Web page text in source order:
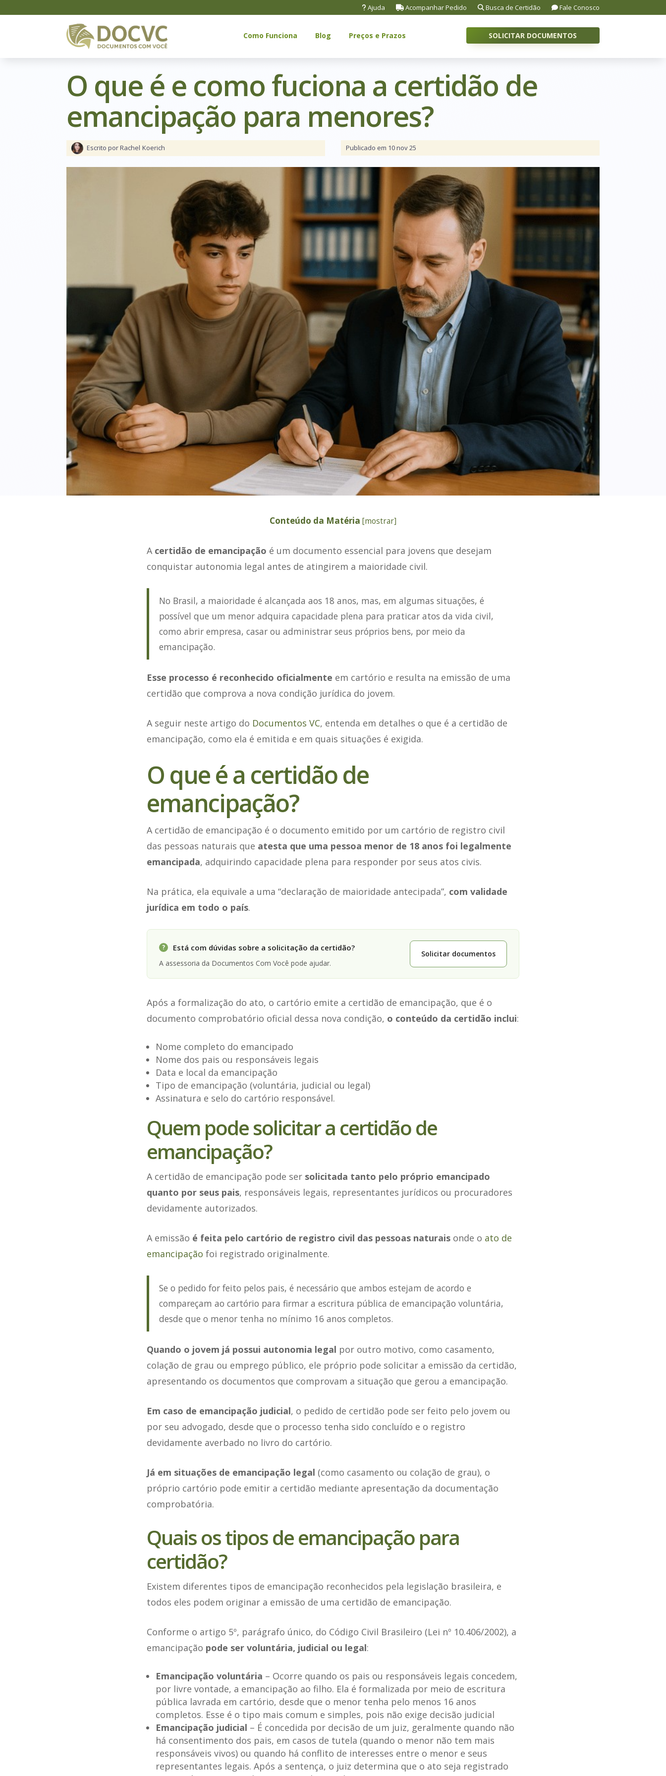
Ajuda Acompanhar Pedido Busca de Certidão Fale Conosco
Como Funciona Blog Preços e Prazos SOLICITAR DOCUMENTOS
O que é e como fuciona a certidão de
emancipação para menores?
Escrito por Rachel Koerich Publicado em 10 nov 25
Conteúdo da Matéria [mostrar]
A certidão de emancipação é um documento essencial para jovens que desejam
conquistar autonomia legal antes de atingirem a maioridade civil.
No Brasil, a maioridade é alcançada aos 18 anos, mas, em algumas situações, é
possível que um menor adquira capacidade plena para praticar atos da vida civil,
como abrir empresa, casar ou administrar seus próprios bens, por meio da
emancipação.
Esse processo é reconhecido oficialmente em cartório e resulta na emissão de uma
certidão que comprova a nova condição jurídica do jovem.
A seguir neste artigo do Documentos VC, entenda em detalhes o que é a certidão de
emancipação, como ela é emitida e em quais situações é exigida.
O que é a certidão de
emancipação?
A certidão de emancipação é o documento emitido por um cartório de registro civil
das pessoas naturais que atesta que uma pessoa menor de 18 anos foi legalmente
emancipada, adquirindo capacidade plena para responder por seus atos civis.
Na prática, ela equivale a uma “declaração de maioridade antecipada”, com validade
jurídica em todo o país.
? Está com dúvidas sobre a solicitação da certidão?
A assessoria da Documentos Com Você pode ajudar.
Solicitar documentos
Após a formalização do ato, o cartório emite a certidão de emancipação, que é o
documento comprobatório oficial dessa nova condição, o conteúdo da certidão inclui:
Nome completo do emancipado
Nome dos pais ou responsáveis legais
Data e local da emancipação
Tipo de emancipação (voluntária, judicial ou legal)
Assinatura e selo do cartório responsável.
Quem pode solicitar a certidão de
emancipação?
A certidão de emancipação pode ser solicitada tanto pelo próprio emancipado
quanto por seus pais, responsáveis legais, representantes jurídicos ou procuradores
devidamente autorizados.
A emissão é feita pelo cartório de registro civil das pessoas naturaisonde o ato de
emancipação foi registrado originalmente.
Se o pedido for feito pelos pais, é necessário que ambos estejam de acordo e
compareçam ao cartório para firmar a escritura pública de emancipação voluntária,
desde que o menor tenha no mínimo 16 anos completos.
Quando o jovem já possui autonomia legal por outro motivo, como casamento,
colação de grau ou emprego público, ele próprio pode solicitar a emissão da certidão,
apresentando os documentos que comprovam a situação que gerou a emancipação.
Em caso de emancipação judicial, o pedido de certidão pode ser feito pelo jovem ou
por seu advogado, desde que o processo tenha sido concluído e o registro
devidamente averbado no livro do cartório.
Já em situações de emancipação legal (como casamento ou colação de grau), o
próprio cartório pode emitir a certidão mediante apresentação da documentação
comprobatória.
Quais os tipos de emancipação para
certidão?
Existem diferentes tipos de emancipação reconhecidos pela legislação brasileira, e
todos eles podem originar a emissão de uma certidão de emancipação.
Conforme o artigo 5º, parágrafo único, do Código Civil Brasileiro (Lei nº 10.406/2002), a
emancipação pode ser voluntária, judicial ou legal:
Emancipação voluntária – Ocorre quando os pais ou responsáveis legais concedem,
por livre vontade, a emancipação ao filho. Ela é formalizada por meio de escritura
pública lavrada em cartório, desde que o menor tenha pelo menos 16 anos
completos. Esse é o tipo mais comum e simples, pois não exige decisão judicial
Emancipação judicial – É concedida por decisão de um juiz, geralmente quando não
há consentimento dos pais, em casos de tutela (quando o menor não tem mais
responsáveis vivos) ou quando há conflito de interesses entre o menor e seus
representantes legais. Após a sentença, o juiz determina que o ato seja registrado